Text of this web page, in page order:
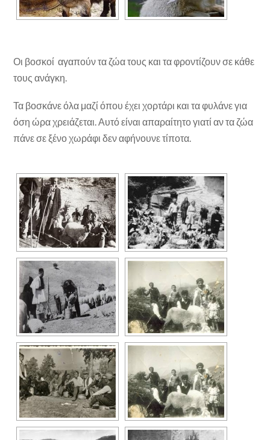
Οι βοσκοί αγαπούν τα ζώα τους και τα φροντίζουν σε κάθε
τους ανάγκη.
Τα βοσκάνε όλα μαζί όπου έχει χορτάρι και τα φυλάνε για
όση ώρα χρειάζεται. Αυτό είναι απαραίτητο γιατί αν τα ζώα
πάνε σε ξένο χωράφι δεν αφήνουνε τίποτα.